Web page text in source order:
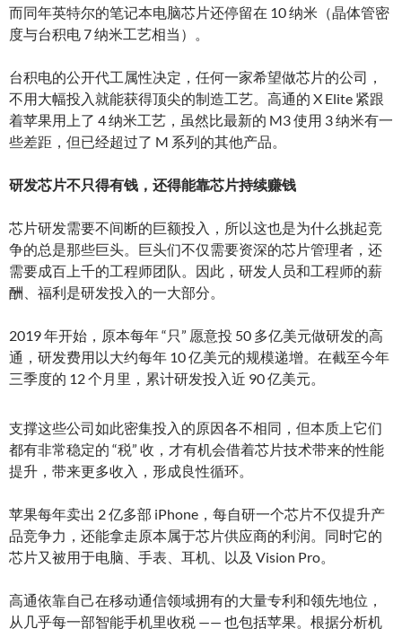
而同年英特尔的笔记本电脑芯片还停留在 10 纳米（晶体管密
度与台积电 7 纳米工艺相当）。
台积电的公开代工属性决定，任何一家希望做芯片的公司，
不用大幅投入就能获得顶尖的制造工艺。高通的 X Elite 紧跟
着苹果用上了 4 纳米工艺，虽然比最新的 M3 使用 3 纳米有一
些差距，但已经超过了 M 系列的其他产品。
研发芯片不只得有钱，还得能靠芯片持续赚钱
芯片研发需要不间断的巨额投入，所以这也是为什么挑起竞
争的总是那些巨头。巨头们不仅需要资深的芯片管理者，还
需要成百上千的工程师团队。因此，研发人员和工程师的薪
酬、福利是研发投入的一大部分。
2019 年开始，原本每年 “只” 愿意投 50 多亿美元做研发的高
通，研发费用以大约每年 10 亿美元的规模递增。在截至今年
三季度的 12 个月里，累计研发投入近 90 亿美元。
支撑这些公司如此密集投入的原因各不相同，但本质上它们
都有非常稳定的 “税” 收，才有机会借着芯片技术带来的性能
提升，带来更多收入，形成良性循环。
苹果每年卖出 2 亿多部 iPhone，每自研一个芯片不仅提升产
品竞争力，还能拿走原本属于芯片供应商的利润。同时它的
芯片又被用于电脑、手表、耳机、以及 Vision Pro。
高通依靠自己在移动通信领域拥有的大量专利和领先地位，
从几乎每一部智能手机里收税 —— 也包括苹果。根据分析机